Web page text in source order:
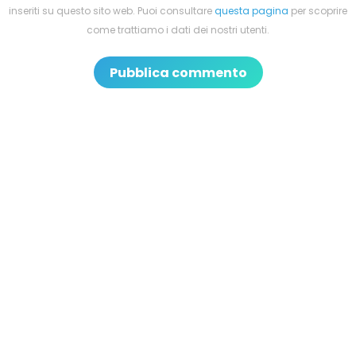
inseriti su questo sito web. Puoi consultarequesta pagina per scoprire
come trattiamo i dati dei nostri utenti.